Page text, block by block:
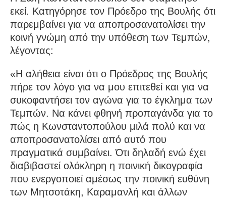
εκεί. Κατηγόρησε τον Πρόεδρο της Βουλής ότι
παρεμβαίνει για να αποπροσανατολίσει την
κοινή γνώμη από την υπόθεση των Τεμπών,
λέγοντας:
«Η αλήθεια είναι ότι ο Πρόεδρος της Βουλής
πήρε τον λόγο για να μου επιτεθεί και για να
συκοφαντήσει τον αγώνα για το έγκλημα των
Τεμπών. Να κάνει φθηνή προπαγάνδα για το
πώς η Κωνσταντοπούλου μιλά πολύ και να
αποπροσανατολίσει από αυτό που
πραγματικά συμβαίνει. Ότι δηλαδή ενώ έχει
διαβιβαστεί ολόκληρη η ποινική δικογραφία
που ενεργοποιεί αμέσως την ποινική ευθύνη
των Μητσοτάκη, Καραμανλή και άλλων